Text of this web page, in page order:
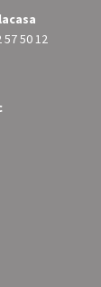
57 50 12